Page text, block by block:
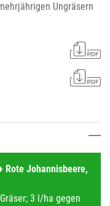
Ungräsern
Rote Johannisbeere,
3 l/ha gegen